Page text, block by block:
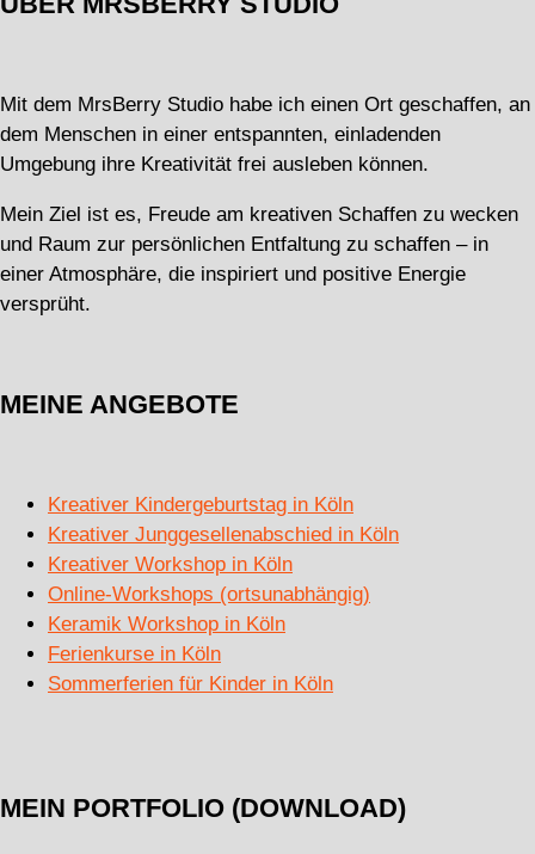
Mit dem MrsBerry Studio habe ich einen Ort geschaffen, an
dem Menschen in einer entspannten, einladenden
Umgebung ihre Kreativität frei ausleben können.
Mein Ziel ist es, Freude am kreativen Schaffen zu wecken
und Raum zur persönlichen Entfaltung zu schaffen – in
einer Atmosphäre, die inspiriert und positive Energie
versprüht.
MEINE ANGEBOTE
Kreativer Kindergeburtstag in Köln
Kreativer Junggesellenabschied in Köln
Kreativer Workshop in Köln
Online-Workshops (ortsunabhängig)
Keramik Workshop in Köln
Ferienkurse in Köln
Sommerferien für Kinder in Köln
MEIN PORTFOLIO (DOWNLOAD)